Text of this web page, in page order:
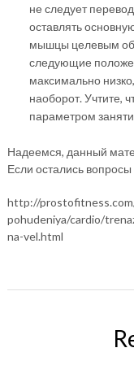
не следует
оставлять
мышцы целевым
следующие
максимально
наоборот. Учтите,
параметром
Надеемся, данный
Если остались
http://
pohudeniya/cardio/
na-vel.html